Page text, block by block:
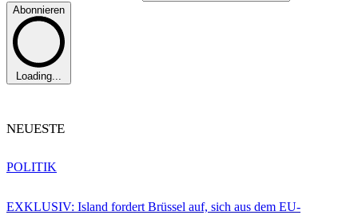
Abonnieren
Loading...
NEUESTE
EXKLUSIV: Island fordert Brüssel auf, sich aus dem EU-
POLITIK